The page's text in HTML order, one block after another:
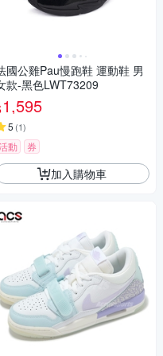
國公雞Pau慢跑鞋 運動鞋 男
款-黑色LWT73209
1,595
5 (1)
動 券
加入購物車